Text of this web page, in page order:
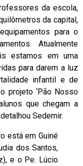
da escola,
da capital,
para o
Atualmente
estamos em uma
para darem a luz
infantil e de
projeto ‘Pão Nosso
que chegam a
Sedemir.
está em Guiné
dos Santos,
e o Pe. Lúcio